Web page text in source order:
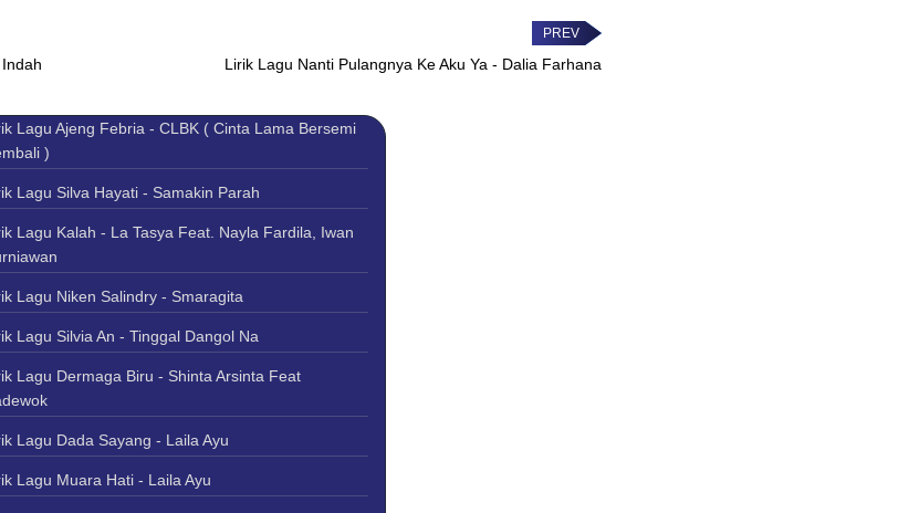
Lirik Lagu Nanti Pulangnya Ke Aku Ya - Dalia Farhana
Lagu Ajeng Febria - CLBK ( Cinta Lama Bersemi
)
Lagu Silva Hayati - Samakin Parah
Lagu Kalah - La Tasya Feat. Nayla Fardila, Iwan
Lagu Niken Salindry - Smaragita
Lagu Silvia An - Tinggal Dangol Na
Lagu Dermaga Biru - Shinta Arsinta Feat
Lagu Dada Sayang - Laila Ayu
Lagu Muara Hati - Laila Ayu